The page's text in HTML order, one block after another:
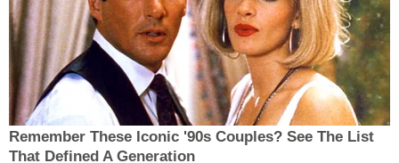
Remember These Iconic '90s Couples? See The List
That Defined A Generation